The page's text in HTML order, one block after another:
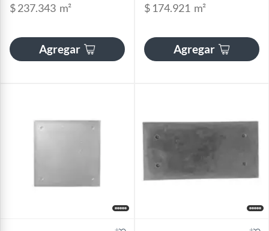
$ 237.343 m²
Agregar
$ 174.921 m²
Agregar